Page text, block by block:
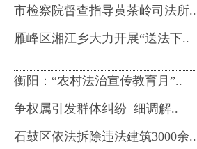
市检察院督查指导黄茶岭司法所..
雁峰区湘江乡大力开展“送法下..
衡阳：“农村法治宣传教育月”..
争权属引发群体纠纷 细调解..
石鼓区依法拆除违法建筑3000余..